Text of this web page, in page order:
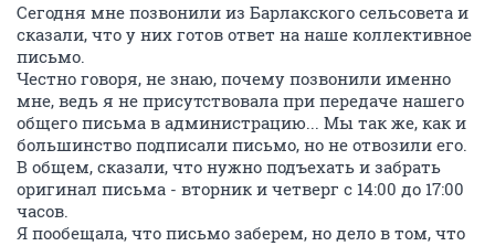
Сегодня мне позвонили из Барлакского сельсовета и
сказали, что у них готов ответ на наше коллективное
письмо.
Честно говоря, не знаю, почему позвонили именно
мне, ведь я не присутствовала при передаче нашего
общего письма в администрацию... Мы так же, как и
большинство подписали письмо, но не отвозили его.
В общем, сказали, что нужно подъехать и забрать
оригинал письма - вторник и четверг с 14:00 до 17:00
часов.
Я пообещала, что письмо заберем, но дело в том, что